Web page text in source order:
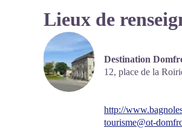
Lieux de
Destination
12, place de la
http://
tourisme@ot-